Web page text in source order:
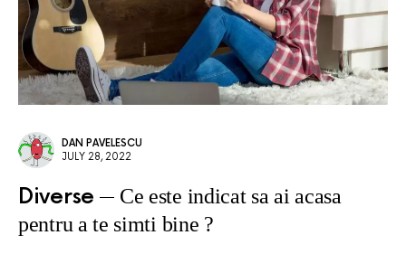
DAN PAVELESCU
JULY 28, 2022
Diverse
Ce este indicat sa ai acasa
pentru a te simti bine ?